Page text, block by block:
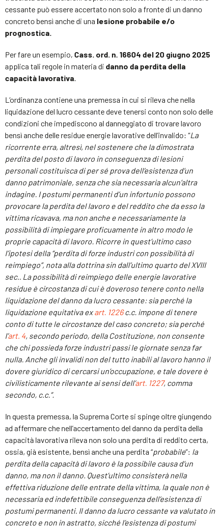
cessante può essere accertato non solo a fronte di un danno
concreto bensì anche di una lesione probabile e/o
prognostica.
Per fare un esempio, Cass. ord. n. 16604 del 20 giugno 2025
applica tali regole in materia di danno da perdita della
capacità lavorativa.
L’ordinanza contiene una premessa in cui si rileva che nella
liquidazione del lucro cessante deve tenersi conto non solo delle
condizioni che impediscono al danneggiato di trovare lavoro
bensì anche delle residue energie lavorative dell’invalido: “La
ricorrente erra, altresì, nel sostenere che la dimostrata
perdita del posto di lavoro in conseguenza di lesioni
personali costituisca di per sé prova dell’esistenza d’un
danno patrimoniale, senza che sia necessaria alcun’altra
indagine. I postumi permanenti d’un infortunio possono
provocare la perdita del lavoro e del reddito che da esso la
vittima ricavava, ma non anche e necessariamente la
possibilità di impiegare proficuamente in altro modo le
proprie capacità di lavoro. Ricorre in quest’ultimo caso
l’ipotesi della “perdita di forze industri con possibilità di
reimpiego”, nota alla dottrina sin dall’ultimo quarto del XVIII
sec.. La possibilità di reimpiego delle energie lavorative
residue è circostanza di cui è doveroso tenere conto nella
liquidazione del danno da lucro cessante: sia perché la
liquidazione equitativa exart. 1226c.c. impone di tenere
conto di tutte le circostanze del caso concreto; sia perché
l’art. 4, secondo periodo, della Costituzione, non consente
che chi possieda forze industri passi le giornate senza far
nulla. Anche gli invalidi non del tutto inabili al lavoro hanno il
dovere giuridico di cercarsi un’occupazione, e tale dovere è
civilisticamente rilevante ai sensi dell’art. 1227, comma
secondo, c.c.”.
In questa premessa, la Suprema Corte si spinge oltre giungendo
ad affermare che nell’accertamento del danno da perdita della
capacità lavorativa rileva non solo una perdita di reddito certa,
ossia, già esistente, bensì anche una perdita “probabile”: la
perdita della capacità di lavoro è la possibile causa d’un
danno, ma non il danno. Quest’ultimo consisterà nella
effettiva riduzione delle entrate della vittima, la quale non è
necessaria ed indefettibile conseguenza dell’esistenza di
postumi permanenti. Il danno da lucro cessante va valutato in
concreto e non in astratto, sicché l’esistenza di postumi